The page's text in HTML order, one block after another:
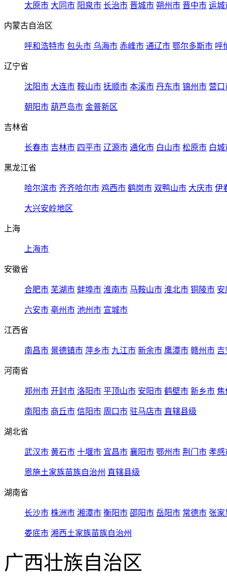
太原市 大同市 阳泉市 长治市 晋城市 朔州市 晋中市 运城
内蒙古自治区
呼和浩特市 包头市 乌海市 赤峰市 通辽市 鄂尔多斯市 呼
辽宁省
沈阳市 大连市 鞍山市 抚顺市 本溪市 丹东市 锦州市 营口
朝阳市 葫芦岛市 金普新区
吉林省
长春市 吉林市 四平市 辽源市 通化市 白山市 松原市 白城
黑龙江省
哈尔滨市 齐齐哈尔市 鸡西市 鹤岗市 双鸭山市 大庆市 伊
大兴安岭地区
上海
上海市
安徽省
合肥市 芜湖市 蚌埠市 淮南市 马鞍山市 淮北市 铜陵市 安
六安市 亳州市 池州市 宣城市
江西省
南昌市 景德镇市 萍乡市 九江市 新余市 鹰潭市 赣州市 吉
河南省
郑州市 开封市 洛阳市 平顶山市 安阳市 鹤壁市 新乡市 焦
南阳市 商丘市 信阳市 周口市 驻马店市 直辖县级
湖北省
武汉市 黄石市 十堰市 宜昌市 襄阳市 鄂州市 荆门市 孝感
恩施土家族苗族自治州 直辖县级
湖南省
长沙市 株洲市 湘潭市 衡阳市 邵阳市 岳阳市 常德市 张家
娄底市 湘西土家族苗族自治州
广西壮族自治区